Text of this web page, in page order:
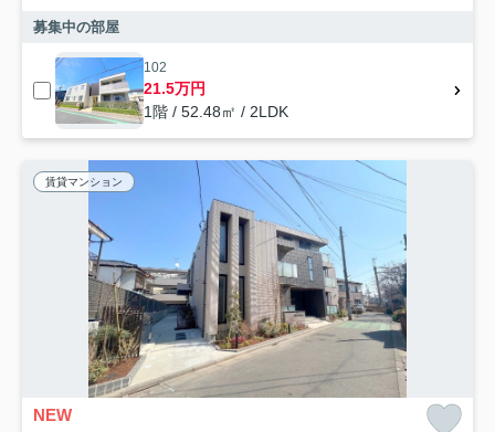
募集中の部屋
102
21.5万円
1階 / 52.48㎡ / 2LDK
賃貸マンション
NEW